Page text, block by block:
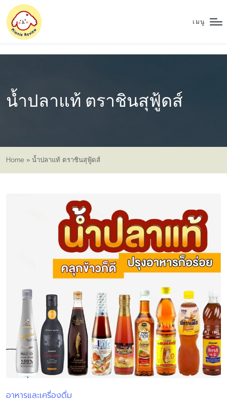
เมนู
น้ำปลาแท้ ตราชินสุฟู้ดส์
Home » น้ำปลาแท้ ตราชินสุฟู้ดส์
Posted
อาหารและเครื่องดื่ม